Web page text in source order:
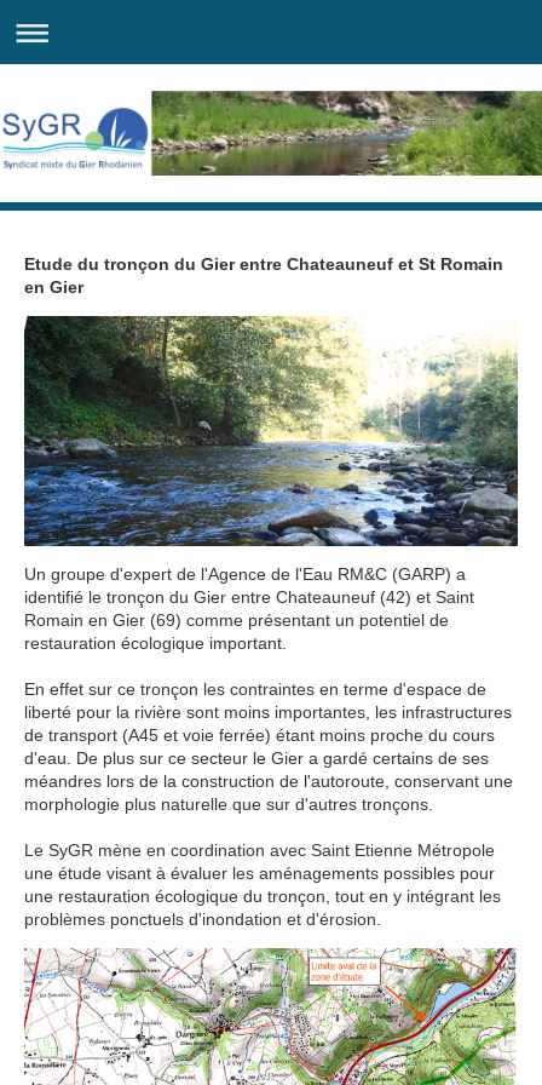
Etude du tronçon du Gier entre Chateauneuf et St Romain
en Gier
Un groupe d'expert de l'Agence de l'Eau RM&C (GARP) a
identifié le tronçon du Gier entre Chateauneuf (42) et Saint
Romain en Gier (69) comme présentant un potentiel de
restauration écologique important.
En effet sur ce tronçon les contraintes en terme d'espace de
liberté pour la rivière sont moins importantes, les infrastructures
de transport (A45 et voie ferrée) étant moins proche du cours
d'eau. De plus sur ce secteur le Gier a gardé certains de ses
méandres lors de la construction de l'autoroute, conservant une
morphologie plus naturelle que sur d'autres tronçons.
Le SyGR mène en coordination avec Saint Etienne Métropole
une étude visant à évaluer les aménagements possibles pour
une restauration écologique du tronçon, tout en y intégrant les
problèmes ponctuels d'inondation et d'érosion.